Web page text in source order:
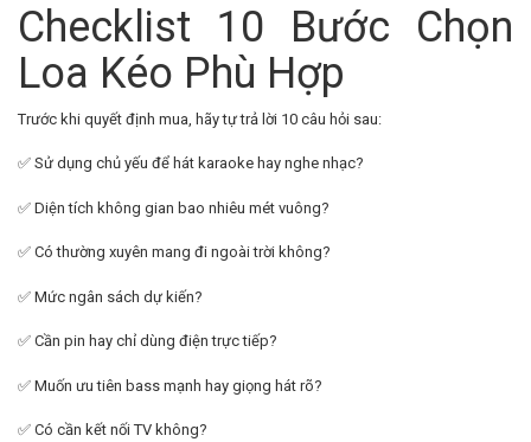
Checklist 10 Bước Chọn
Loa Kéo Phù Hợp
Trước khi quyết định mua, hãy tự trả lời 10 câu hỏi sau:
✅ Sử dụng chủ yếu để hát karaoke hay nghe nhạc?
✅ Diện tích không gian bao nhiêu mét vuông?
✅ Có thường xuyên mang đi ngoài trời không?
✅ Mức ngân sách dự kiến?
✅ Cần pin hay chỉ dùng điện trực tiếp?
✅ Muốn ưu tiên bass mạnh hay giọng hát rõ?
✅ Có cần kết nối TV không?